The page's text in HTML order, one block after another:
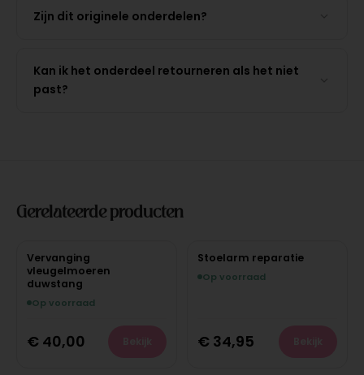
Zijn dit originele onderdelen?
Kan ik het onderdeel retourneren als het niet
past?
Gerelateerde producten
Vervanging
vleugelmoeren
duwstang
Op voorraad
€ 40,00
Stoelarm reparatie
Op voorraad
€ 34,95